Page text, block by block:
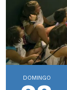
DOMINGO